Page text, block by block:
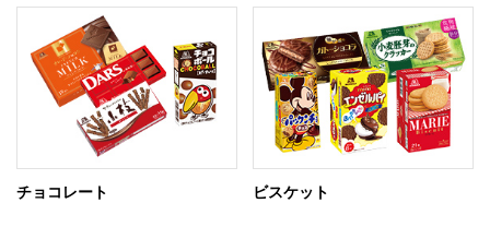
チョコレート ビスケット